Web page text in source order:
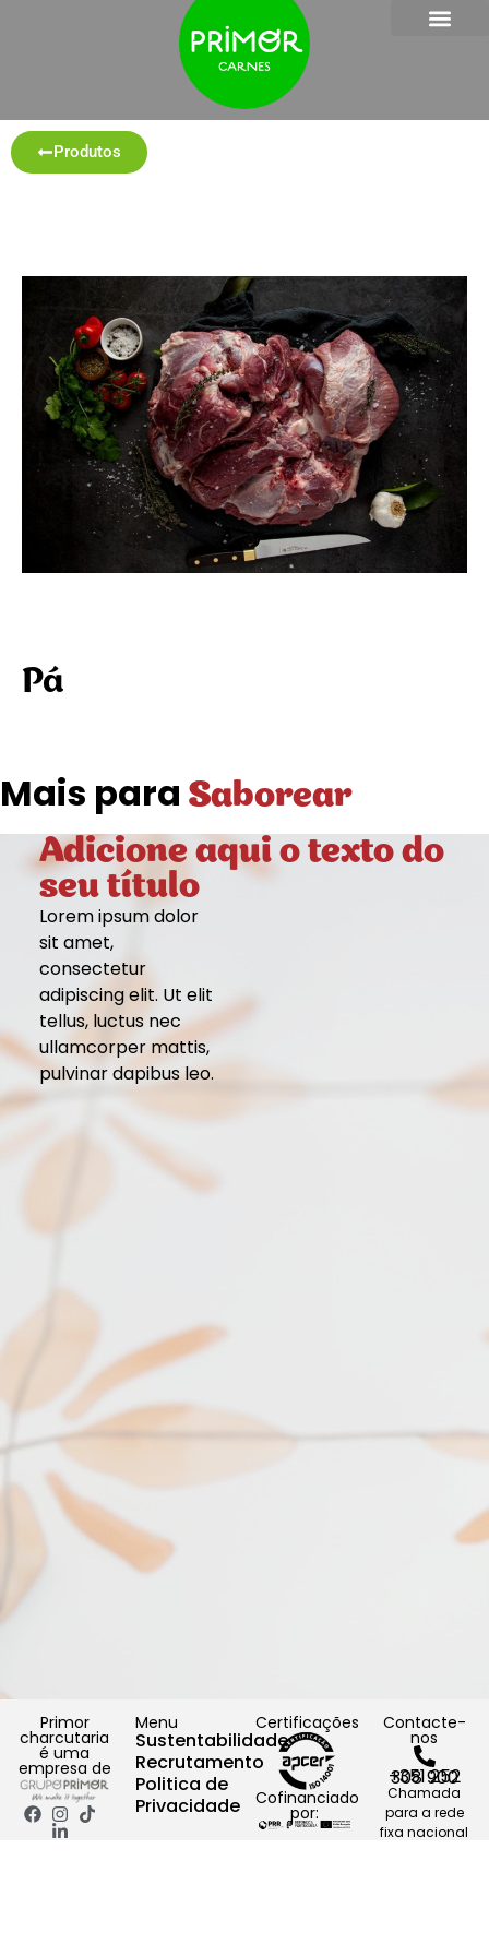
Produtos
Pá
Mais para Saborear
Adicione aqui o texto do
seu título
Lorem ipsum dolor
sit amet,
consectetur
adipiscing elit. Ut elit
tellus, luctus nec
ullamcorper mattis,
pulvinar dapibus leo.
Primor
charcutaria
é uma
empresa de
Menu
Sustentabilidade
Recrutamento
Politica de
Privacidade
Certificações
Cofinanciado
por:
Contacte-
nos
+351 252 308 900
Chamada
para a rede
fixa nacional